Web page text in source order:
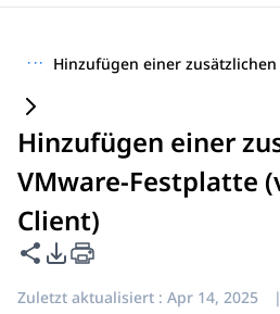
···
Hinzufügen einer
VMware-Festplatte
Client)
Diese Seite teilen
PDF-Exportoptionen
Zuletzt aktualisiert : Apr 14, 2025 |